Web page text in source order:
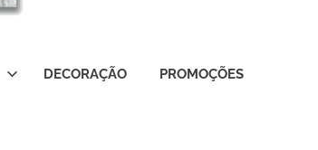
DECORAÇÃO PROMOÇÕES